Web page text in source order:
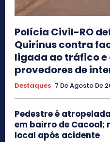
Polícia Civil-RO
Quirinus contra
ligada ao tráfico e
provedores de
Destaques 7 De Agosto De
Pedestre é
em bairro de
local após acidente